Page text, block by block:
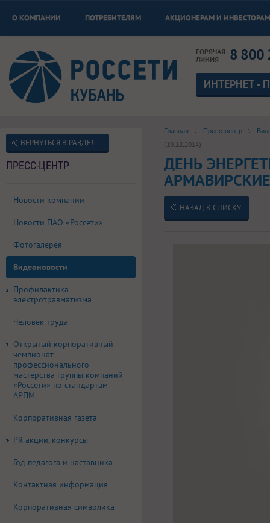
О КОМПАНИИ ПОТРЕБИТЕЛЯМ АКЦИОНЕРАМ И ИНВЕСТОРАМ
ГОРЯЧАЯ
ЛИНИЯ
8 800
ИНТЕРНЕТ -
Главная Пресс-центр
(19.12.2014)
ДЕНЬ
НАЗАД К СПИСКУ
ВЕРНУТЬСЯ В РАЗДЕЛ
ПРЕСС-ЦЕНТР
Новости компании
Новости ПАО «Россети»
Фотогалерея
Видеоновости
Профилактика
электротравматизма
Человек труда
Открытый корпоративный
чемпионат
профессионального
мастерства группы компаний
«Россети» по стандартам
АРПМ
Корпоративная газета
PR-акции, конкурсы
Год педагога и наставника
Контактная информация
Корпоративная символика